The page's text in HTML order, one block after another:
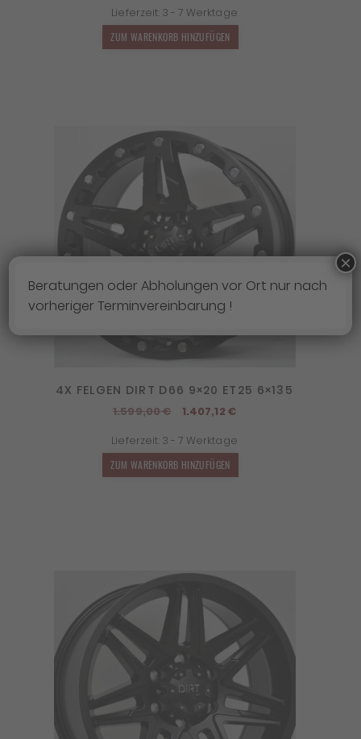
war:
2.190,00 €
ist:
Lieferzeit: 3 - 7 Werktage
ZUM WARENKORB HINZUFÜGEN
4X FELGEN DIRT D66 9×20 ET25 6×135
1.599,00€
Ursprünglicher
war:
1.599,00 €
1.407,12 €Aktueller
ist:
Lieferzeit: 3 - 7 Werktage
ZUM WARENKORB HINZUFÜGEN
Beratungen oder Abholungen vor Ort nur nach
vorheriger Terminvereinbarung !
×